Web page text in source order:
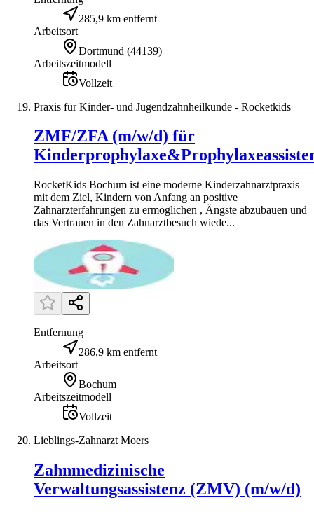
285,9 km entfernt
Arbeitsort
Dortmund (44139)
Arbeitszeitmodell
Vollzeit
Praxis für Kinder- und Jugendzahnheilkunde - Rocketkids
ZMF/ZFA (m/w/d) für
RocketKids Bochum ist eine moderne Kinderzahnarztpraxis
mit dem Ziel, Kindern von Anfang an positive
Zahnarzterfahrungen zu ermöglichen , Ängste abzubauen und
das Vertrauen in den Zahnarztbesuch wiede...
Entfernung
286,9 km entfernt
Arbeitsort
Bochum
Arbeitszeitmodell
Vollzeit
Lieblings-Zahnarzt Moers
Zahnmedizinische
Verwaltungsassistenz (ZMV) (m/w/d)